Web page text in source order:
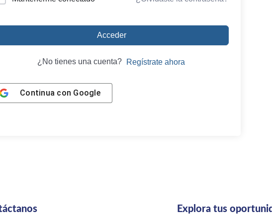
Acceder
¿No tienes una cuenta? Regístrate ahora
Continua con Google
Explora tus